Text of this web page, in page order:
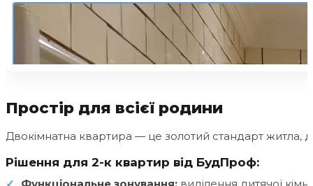
Простір для всієї родини
Двокімнатна квартира — це золотий стандарт
Рішення для 2-к квартир від БудПроф:
Функціональне зонування: виділення дитячої